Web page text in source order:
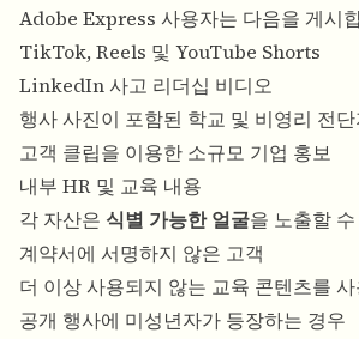
Adobe Express 사용자는 다음을 게시
TikTok, Reels 및 YouTube Shorts
LinkedIn 사고 리더십 비디오
행사 사진이 포함된 학교 및 비영리 전단
고객 클립을 이용한 소규모 기업 홍보
내부 HR 및 교육 내용
각 자산은 식별 가능한 얼굴을 노출할
계약서에 서명하지 않은 고객
더 이상 사용되지 않는 교육 콘텐츠를
공개 행사에 미성년자가 등장하는 경우